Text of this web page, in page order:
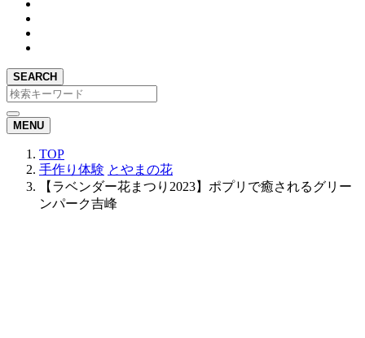
SEARCH
MENU
TOP
手作り体験 とやまの花
【ラベンダー花まつり2023】ポプリで癒されるグリー
ンパーク吉峰